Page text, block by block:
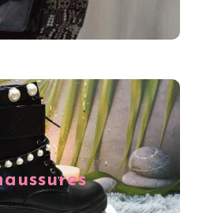
baskets, ballerines, sandales,
hauts, nous avons toutes les
désirez chez Fée des Foliesss à
sont disponibles dans de
les femmes à prix intéressant.